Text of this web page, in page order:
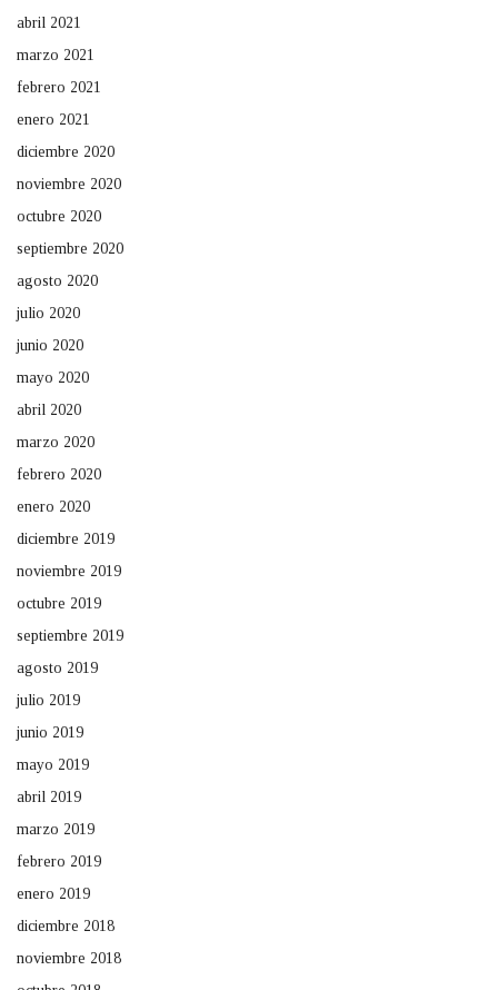
abril 2021
marzo 2021
febrero 2021
enero 2021
diciembre 2020
noviembre 2020
octubre 2020
septiembre 2020
agosto 2020
julio 2020
junio 2020
mayo 2020
abril 2020
marzo 2020
febrero 2020
enero 2020
diciembre 2019
noviembre 2019
octubre 2019
septiembre 2019
agosto 2019
julio 2019
junio 2019
mayo 2019
abril 2019
marzo 2019
febrero 2019
enero 2019
diciembre 2018
noviembre 2018